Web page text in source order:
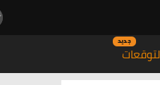
جديد